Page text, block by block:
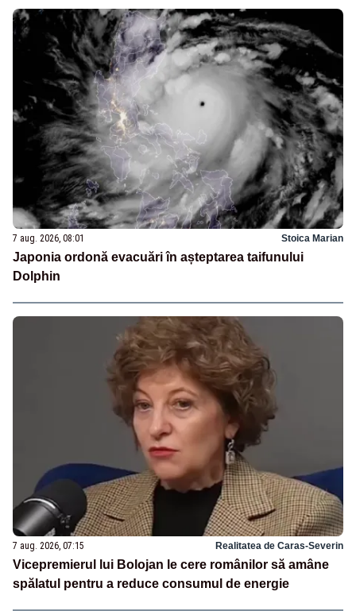
7 aug. 2026, 08:01 Stoica Marian
Japonia ordonă evacuări în așteptarea taifunului
Dolphin
7 aug. 2026, 07:15 Realitatea de Caras-Severin
Vicepremierul lui Bolojan le cere românilor să amâne
spălatul pentru a reduce consumul de energie